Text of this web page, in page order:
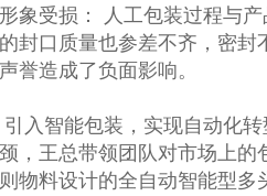
象受损： 人工包装过程与
封口质量也参差不齐，密
誉造成了负面影响。
入智能包装，实现自动化转
，王总带领团队对市场上
物料设计的全自动智能型多